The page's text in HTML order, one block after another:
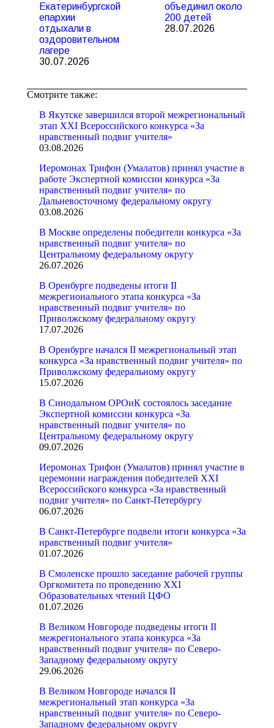
Екатеринбургской
епархии
отдыхали в
оздоровительном
лагере
30.07.2026
объединил около
200 детей
28.07.2026
Смотрите также:
В Якутске завершился второй межрегиональный
этап XXI Всероссийского конкурса «За
нравственный подвиг учителя»
03.08.2026
Иеромонах Трифон (Умалатов) принял участие в
работе Экспертной комиссии конкурса «За
нравственный подвиг учителя» по
Дальневосточному федеральному округу
03.08.2026
В Москве определены победители конкурса «За
нравственный подвиг учителя» по
Центральному федеральному округу
26.07.2026
В Оренбурге подведены итоги II
межрегионального этапа конкурса «За
нравственный подвиг учителя» по
Приволжскому федеральному округу
17.07.2026
В Оренбурге начался II межрегиональный этап
конкурса «За нравственный подвиг учителя» по
Приволжскому федеральному округу
15.07.2026
В Синодальном ОРОиК состоялось заседание
Экспертной комиссии конкурса «За
нравственный подвиг учителя» по
Центральному федеральному округу
09.07.2026
Иеромонах Трифон (Умалатов) принял участие в
церемонии награждения победителей XXI
Всероссийского конкурса «За нравственный
подвиг учителя» по Санкт-Петербургу
06.07.2026
В Санкт-Петербурге подвели итоги конкурса «За
нравственный подвиг учителя»
01.07.2026
В Смоленске прошло заседание рабочей группы
Оргкомитета по проведению XXI
Образовательных чтений ЦФО
01.07.2026
В Великом Новгороде подведены итоги II
межрегионального этапа конкурса «За
нравственный подвиг учителя» по Северо-
Западному федеральному округу
29.06.2026
В Великом Новгороде начался II
межрегиональный этап конкурса «За
нравственный подвиг учителя» по Северо-
Западному федеральному округу